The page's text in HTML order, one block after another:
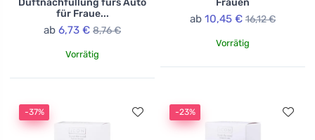
Duftnachfüllung fürs Auto
für Fraue...
ab 6,73 € 8,76 €
Vorrätig
Frauen
ab 10,45 € 16,12 €
Vorrätig
-37% -23%